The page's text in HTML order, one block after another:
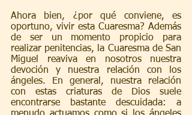
Ahora bien, ¿por qué conviene, es
oportuno, vivir esta Cuaresma? Además
de ser un momento propicio para
realizar penitencias, la Cuaresma de San
Miguel reaviva en nosotros nuestra
devoción y nuestra relación con los
ángeles. En general, nuestra relación
con estas criaturas de Dios suele
encontrarse bastante descuidada: a